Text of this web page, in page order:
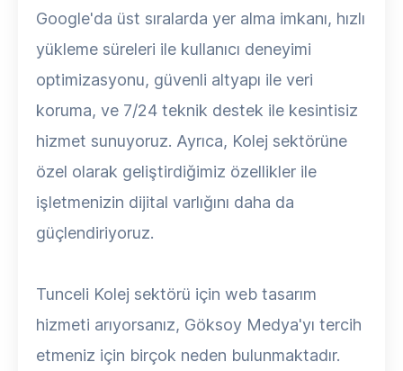
Google'da üst sıralarda yer alma imkanı, hızlı
yükleme süreleri ile kullanıcı deneyimi
optimizasyonu, güvenli altyapı ile veri
koruma, ve 7/24 teknik destek ile kesintisiz
hizmet sunuyoruz. Ayrıca, Kolej sektörüne
özel olarak geliştirdiğimiz özellikler ile
işletmenizin dijital varlığını daha da
güçlendiriyoruz.
Tunceli Kolej sektörü için web tasarım
hizmeti arıyorsanız, Göksoy Medya'yı tercih
etmeniz için birçok neden bulunmaktadır.